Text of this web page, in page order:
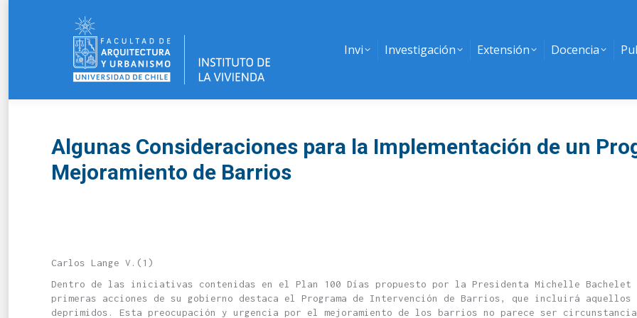
Invi Investigación Extensión Docencia
Algunas Consideraciones para la Implementación de un
Mejoramiento de Barrios
Carlos Lange V.(1)
Dentro de las iniciativas contenidas en el Plan 100 Días propuesto por la Presidenta Michelle
primeras acciones de su gobierno destaca el Programa de Intervención de Barrios, que incluirá aquellos
deprimidos. Esta preocupación y urgencia por el mejoramiento de los barrios no parece ser